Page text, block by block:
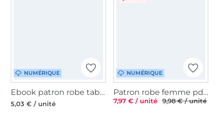
NUMÉRIQUE
Ebook patron robe tablier femme ITO Sew Simple, en allemand
5,03 € / unité
NUMÉRIQUE
Patron robe femme pdf Elele Normal TOSCAminni Schnittmanufaktur, en allemand
7,97 € / unité 9,98 € / unité